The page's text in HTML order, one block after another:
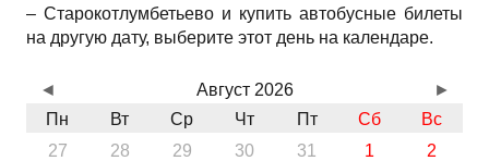
– Старокотлумбетьево и купить автобусные билеты
на другую дату, выберите этот день на календаре.
Август 2026
Пн
Вт Ср Чт Пт Сб
Вс
27
28 29 30 31 1
2
◄ ►